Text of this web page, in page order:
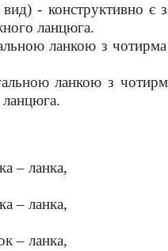
- конструктивно є
ланцюга.
ланкою з
ланкою з
– ланка,
– ланка,
– ланка,